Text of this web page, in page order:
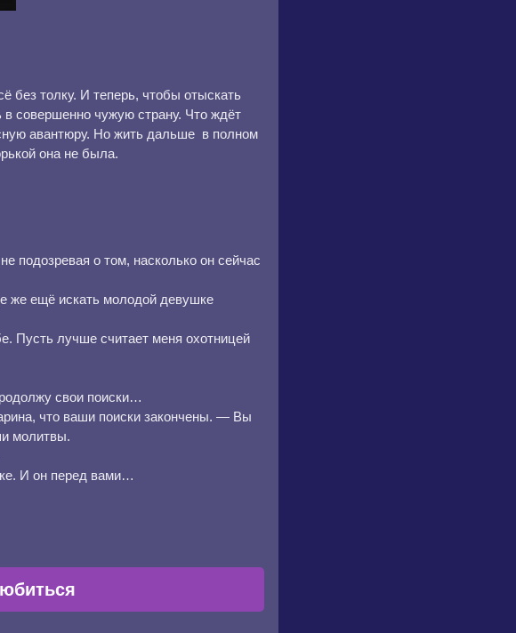
без толку. И теперь, чтобы отыскать
в совершенно чужую страну. Что ждёт
авантюру. Но жить дальше в полном
она не была.
подозревая о том, насколько он сейчас
ещё искать молодой девушке
Пусть лучше считает меня охотницей
свои поиски…
что ваши поиски закончены. — Вы
молитвы.
И он перед вами…